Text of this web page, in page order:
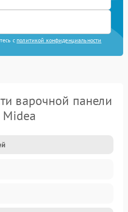
с политикой конфиденциальности
варочной панели
Midea